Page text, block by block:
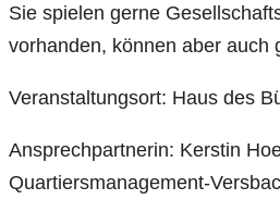
Sie spielen gerne
vorhanden, können aber auch
Veranstaltungsort: Haus des
Ansprechpartnerin: Kerstin
Quartiersmanagement-